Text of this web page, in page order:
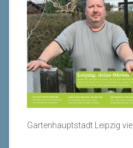
Gartenhauptstadt Leipzig